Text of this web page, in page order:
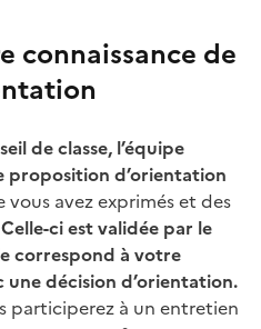
connaissance de
de classe, l’équipe
proposition d’orientation
avez exprimés et des
Celle-ci est validée par le
correspond à votre
décision d’orientation.
participerez à un entretien